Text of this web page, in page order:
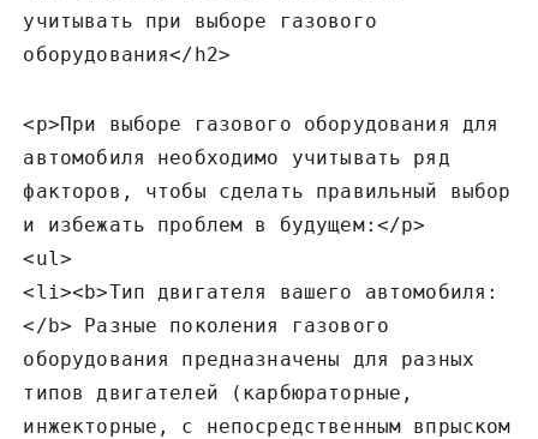
учитывать при выборе газового
оборудования</h2>
<p>При выборе газового оборудования для
автомобиля необходимо учитывать ряд
факторов‚ чтобы сделать правильный выбор
и избежать проблем в будущем:</p>
<ul>
<li><b>Тип двигателя вашего автомобиля:
</b> Разные поколения газового
оборудования предназначены для разных
типов двигателей (карбюраторные‚
инжекторные‚ с непосредственным впрыском